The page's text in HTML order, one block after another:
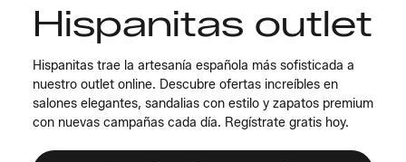
Hispanitas outlet
Hispanitas trae la artesanía española más sofisticada a
nuestro outlet online. Descubre ofertas increíbles en
salones elegantes, sandalias con estilo y zapatos premium
con nuevas campañas cada día. Regístrate gratis hoy.